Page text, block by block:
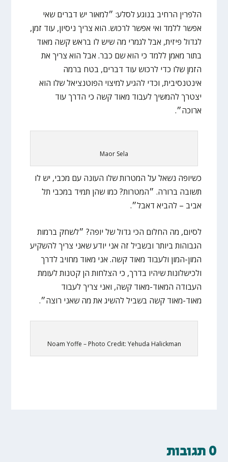
הלפרין הרחיב בנוגע לסלע: ״למאור יש דברים שאי
אפשר ללמד ואי אפשר לרכוש. הוא צריך ניסיון, עוד זמן,
לגדול פיזית, אבל לגמרי מה שיש לו בראש קשה מאוד
בתור מאמן ללמד כי הוא שם כבר. אבל הוא צריך את
הזמן שלו כדי לרכוש עוד דברים, בטח ברמה
אינטנסיבית, וכדי להגיע למיצוי הפוטנציאל שלו הוא
יצטרך להמשיך לעבוד מאוד קשה כי הדרך עוד
ארוכה״.
Maor Sela
כשיופה נשאל על המטרות שלו העונה עם מכבי, יש לו
תשובה ברורה. ״המטרות? כמו שהן תמיד במכבי תל
אביב – להביא דאבל״.
לסיום, מה החלום הכי גדול של יופה? ״לשחק ברמות
הגבוהות ביותר ובשביל זה אני יודע שאני צריך להשקיע
המון-המון ולעבוד מאוד קשה. אני מאוד מחויב לדרך
ולכישלונות שיהיו בדרך, כי הצלחות הן קטנות לעומת
העבודה המאוד-מאוד קשה, ואני צריך לעבוד
מאוד-מאוד קשה בשביל להשיג את מה שאני רוצה״.
Noam Yoffe – Photo Credit: Yehuda Halickman
0 תגובות